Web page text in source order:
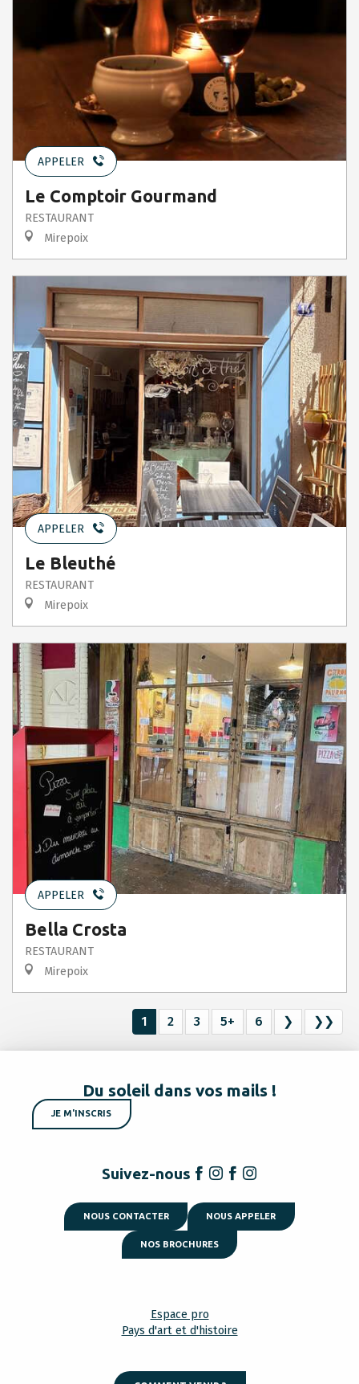
APPELER
Le Comptoir Gourmand
RESTAURANT
Mirepoix
APPELER
Le Bleuthé
RESTAURANT
Mirepoix
APPELER
Bella Crosta
RESTAURANT
Mirepoix
1 2 3 5+ 6 ❯ ❯❯
Du soleil dans vos mails !
JE M'INSCRIS
Suivez-nous
NOUS CONTACTER NOUS APPELER
NOS BROCHURES
Espace pro
Pays d'art et d'histoire